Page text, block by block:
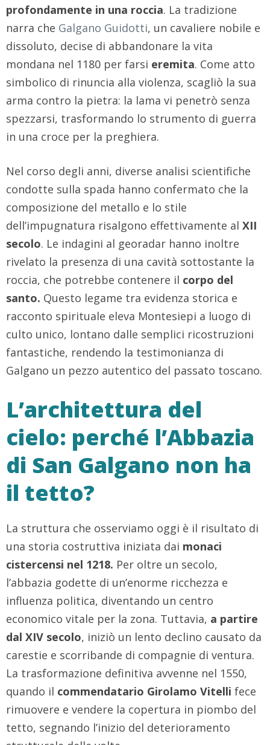
profondamente in una roccia. La tradizione
narra che Galgano Guidotti, un cavaliere nobile e
dissoluto, decise di abbandonare la vita
mondana nel 1180 per farsi eremita. Come atto
simbolico di rinuncia alla violenza, scagliò la sua
arma contro la pietra: la lama vi penetrò senza
spezzarsi, trasformando lo strumento di guerra
in una croce per la preghiera.
Nel corso degli anni, diverse analisi scientifiche
condotte sulla spada hanno confermato che la
composizione del metallo e lo stile
dell’impugnatura risalgono effettivamente al XII
secolo. Le indagini al georadar hanno inoltre
rivelato la presenza di una cavità sottostante la
roccia, che potrebbe contenere il corpo del
santo. Questo legame tra evidenza storica e
racconto spirituale eleva Montesiepi a luogo di
culto unico, lontano dalle semplici ricostruzioni
fantastiche, rendendo la testimonianza di
Galgano un pezzo autentico del passato toscano.
L’architettura del
cielo: perché l’Abbazia
di San Galgano non ha
il tetto?
La struttura che osserviamo oggi è il risultato di
una storia costruttiva iniziata dai monaci
cistercensi nel 1218. Per oltre un secolo,
l’abbazia godette di un’enorme ricchezza e
influenza politica, diventando un centro
economico vitale per la zona. Tuttavia, a partire
dal XIV secolo, iniziò un lento declino causato da
carestie e scorribande di compagnie di ventura.
La trasformazione definitiva avvenne nel 1550,
quando il commendatario Girolamo Vitelli fece
rimuovere e vendere la copertura in piombo del
tetto, segnando l’inizio del deterioramento